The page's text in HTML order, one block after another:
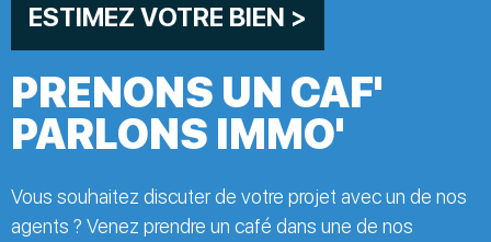
PRENONS UN CAF'
PARLONS IMMO'
Vous souhaitez discuter de votre projet avec un de nos
agents ? Venez prendre un café dans une de nos
ESTIMEZ VOTRE BIEN >